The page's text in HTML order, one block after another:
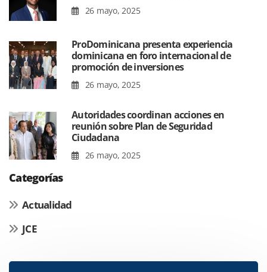
26 mayo, 2025
ProDominicana presenta experiencia
dominicana en foro internacional de
promoción de inversiones
26 mayo, 2025
Autoridades coordinan acciones en
reunión sobre Plan de Seguridad
Ciudadana
26 mayo, 2025
Categorías
Actualidad
JCE